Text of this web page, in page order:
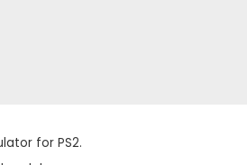
for PS2.